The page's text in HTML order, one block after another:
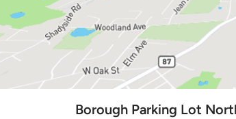
Borough Parking Lot